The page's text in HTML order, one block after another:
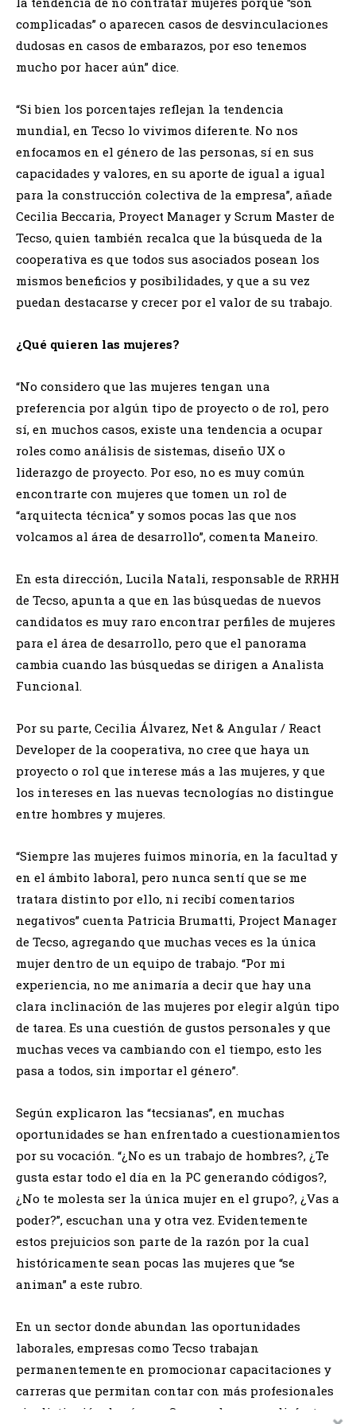
complicadas” o aparecen casos de desvinculaciones
dudosas en casos de embarazos, por eso tenemos
mucho por hacer aún” dice.
“Si bien los porcentajes reflejan la tendencia
mundial, en Tecso lo vivimos diferente. No nos
enfocamos en el género de las personas, sí en sus
capacidades y valores, en su aporte de igual a igual
para la construcción colectiva de la empresa”, añade
Cecilia Beccaria, Proyect Manager y Scrum Master de
Tecso, quien también recalca que la búsqueda de la
cooperativa es que todos sus asociados posean los
mismos beneficios y posibilidades, y que a su vez
puedan destacarse y crecer por el valor de su trabajo.
¿Qué quieren las mujeres?
“No considero que las mujeres tengan una
preferencia por algún tipo de proyecto o de rol, pero
sí, en muchos casos, existe una tendencia a ocupar
roles como análisis de sistemas, diseño UX o
liderazgo de proyecto. Por eso, no es muy común
encontrarte con mujeres que tomen un rol de
“arquitecta técnica” y somos pocas las que nos
volcamos al área de desarrollo”, comenta Maneiro.
En esta dirección, Lucila Natali, responsable de RRHH
de Tecso, apunta a que en las búsquedas de nuevos
candidatos es muy raro encontrar perfiles de mujeres
para el área de desarrollo, pero que el panorama
cambia cuando las búsquedas se dirigen a Analista
Funcional.
Por su parte, Cecilia Álvarez, Net & Angular / React
Developer de la cooperativa, no cree que haya un
proyecto o rol que interese más a las mujeres, y que
los intereses en las nuevas tecnologías no distingue
entre hombres y mujeres.
“Siempre las mujeres fuimos minoría, en la facultad y
en el ámbito laboral, pero nunca sentí que se me
tratara distinto por ello, ni recibí comentarios
negativos” cuenta Patricia Brumatti, Project Manager
de Tecso, agregando que muchas veces es la única
mujer dentro de un equipo de trabajo. “Por mi
experiencia, no me animaría a decir que hay una
clara inclinación de las mujeres por elegir algún tipo
de tarea. Es una cuestión de gustos personales y que
muchas veces va cambiando con el tiempo, esto les
pasa a todos, sin importar el género”.
Según explicaron las “tecsianas”, en muchas
oportunidades se han enfrentado a cuestionamientos
por su vocación. “¿No es un trabajo de hombres?, ¿Te
gusta estar todo el día en la PC generando códigos?,
¿No te molesta ser la única mujer en el grupo?, ¿Vas a
poder?”, escuchan una y otra vez. Evidentemente
estos prejuicios son parte de la razón por la cual
históricamente sean pocas las mujeres que “se
animan” a este rubro.
En un sector donde abundan las oportunidades
laborales, empresas como Tecso trabajan
permanentemente en promocionar capacitaciones y
carreras que permitan contar con más profesionales
sin distinción de género. Superar barreras, disfrutar